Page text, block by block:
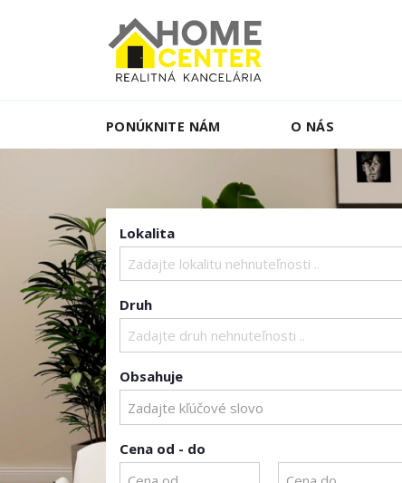
PONÚKNITE NÁM O NÁS
Lokalita
Zadajte lokalitu nehnuteľnosti ..
Druh
Zadajte druh nehnuteľnosti ..
Obsahuje
Cena od - do